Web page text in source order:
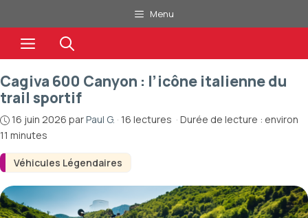
au
contenu
Menu
Menu
Véhicules Légendaires
Cagiva 600 Canyon : l’icône italienne du
trail sportif
16 juin 2026 parPaul G. · 16 lectures · Durée de lecture : environ
11 minutes